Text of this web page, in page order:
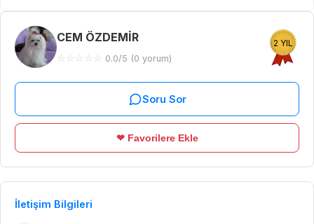
CEM ÖZDEMİR
☆ ☆ ☆ ☆ ☆ 0.0/5 (0 yorum)
2 YIL
Soru Sor
❤ Favorilere Ekle
İletişim Bilgileri